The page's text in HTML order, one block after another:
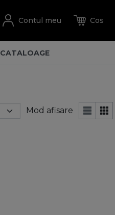
CATALOAGE
Mod afisare